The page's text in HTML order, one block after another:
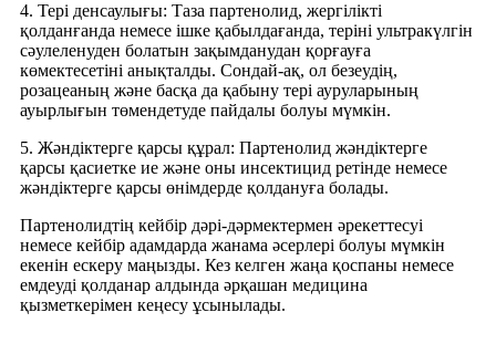
4. Тері денсаулығы: Таза партенолид, жергілікті
қолданғанда немесе ішке қабылдағанда, теріні ультракүлгін
сәулеленуден болатын зақымданудан қорғауға
көмектесетіні анықталды. Сондай-ақ, ол безеудің,
розацеаның және басқа да қабыну тері ауруларының
ауырлығын төмендетуде пайдалы болуы мүмкін.
5. Жәндіктерге қарсы құрал: Партенолид жәндіктерге
қарсы қасиетке ие және оны инсектицид ретінде немесе
жәндіктерге қарсы өнімдерде қолдануға болады.
Партенолидтің кейбір дәрі-дәрмектермен әрекеттесуі
немесе кейбір адамдарда жанама әсерлері болуы мүмкін
екенін ескеру маңызды. Кез келген жаңа қоспаны немесе
емдеуді қолданар алдында әрқашан медицина
қызметкерімен кеңесу ұсынылады.